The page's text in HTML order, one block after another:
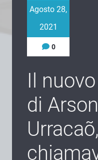
Agosto 28,
2021
0
Il
di